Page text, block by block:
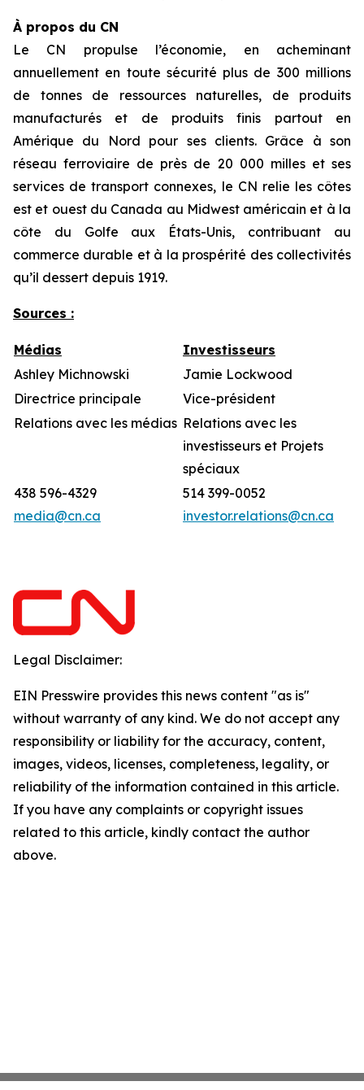
À propos du CN
Le CN propulse l’économie, en acheminant
annuellement en toute sécurité plus de 300 millions
de tonnes de ressources naturelles, de produits
manufacturés et de produits finis partout en
Amérique du Nord pour ses clients. Grâce à son
réseau ferroviaire de près de 20 000 milles et ses
services de transport connexes, le CN relie les côtes
est et ouest du Canada au Midwest américain et à la
côte du Golfe aux États-Unis, contribuant au
commerce durable et à la prospérité des collectivités
qu’il dessert depuis 1919.
Sources :
Médias
Investisseurs
Ashley Michnowski
Jamie Lockwood
Directrice principale
Vice-président
Relations avec les médias Relations avec les
investisseurs et Projets
spéciaux
438 596-4329
media@cn.ca
514 399-0052
investor.relations@cn.ca
Legal Disclaimer:
EIN Presswire provides this news content "as is"
without warranty of any kind. We do not accept any
responsibility or liability for the accuracy, content,
images, videos, licenses, completeness, legality, or
reliability of the information contained in this article.
If you have any complaints or copyright issues
related to this article, kindly contact the author
above.